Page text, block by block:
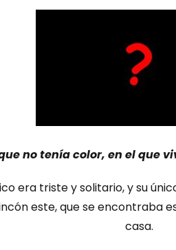
no tenía color, en el que
era triste y solitario, y su
este, que se encontraba
casa.